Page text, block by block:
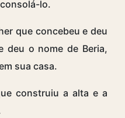
lo.
que concebeu e deu
deu o nome de Beria,
sua casa.
construiu a alta e a